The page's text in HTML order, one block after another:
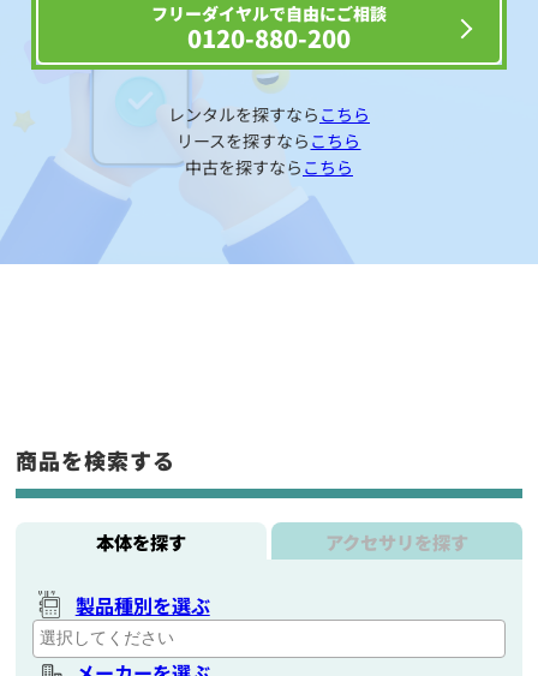
フリーダイヤルで自由にご相談
0120-880-200
レンタルを探すなら こちら
リースを探すなら こちら
中古を探すなら こちら
商品を検索する
本体を探す アクセサリを探す
製品種別を選ぶ